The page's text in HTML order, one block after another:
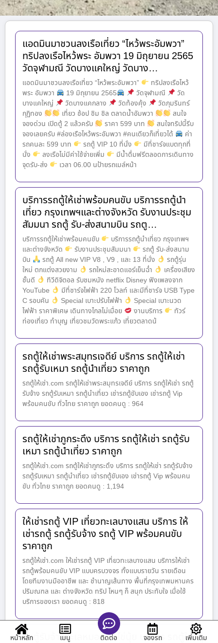
แอดมินมาชวนลงเรือเที่ยว “ไหว้พระอัมพวา”
ทริปลงเรือไหว้พระ อัมพวา 19 มิถุยายน 2565
วัดจุฬามณี วัดบางแคใหญ่ วัดบาง…
แอดมินมาชวนลงเรือเที่ยว “ไหว้พระอัมพวา”
ทริปลงเรือไหว้
พระ อัมพวา
19 มิถุยายน 2565 วัดจุฬามณี
วัด
บางแคใหญ่
วัดบางแคกลาง วัดท้องคุ้ง
วัดภุมรินทร์
กุฏิทอง
เที่ยว ช้อป ชิม ชิล ตลาดน้ำอัมพวา
สนใจ
จองด่วน เปิดตู้ 2 แล้วครับ
ราคา 599 บาท
สนใจทริปนี้รีบ
จองเลยครับ #ล่องเรือไหว้พระอัมพวา #คนเดียวก็เที่ยวได้
ค่า
รถคนละ 599 บาท
รถตู้ VIP 10 ที่นั่ง
มีที่ชาร์จแบตทุกที่
นั่ง
ลงเรือไม่มีค่าใช้จ่ายเพิ่ม
มีน้ำดื่มฟรีตลอดการเดินทาง
จุดรับ-ส่ง
เวลา 06.00 นป้ายรถเมล์หน้า
บริการรถตู้ให้เช่าพร้อมคนขับ บริการรถตู้นำ
เที่ยว กรุงเทพฯและต่างจังหวัด รับงานประชุม
สัมมนา รถตู้ รับ-ส่งสนามบิน รถตู…
บริการรถตู้ให้เช่าพร้อมคนขับ
บริการรถตู้นำเที่ยว กรุงเทพฯ
และต่างจังหวัด
รับงานประชุมสัมมนา
รถตู้ รับ-ส่งสนาม
บิน
รถตู้ All new VIP V8 , V9 , และ 13 ที่นั่ง
รถตู้รุ่น
ใหม่ ตกแต่งสวยงาม
รถใหม่สะอาดแอร์เย็นฉ่ำ
เครื่องเสียง
ชั้นดี
ทีวีดิจิตอล รับชมหนัง netflix Disney ฟังเพลงจาก
YouTube
มีที่ชาร์จไฟฟ้า 220 โวลท์ และมีที่ชาร์จ USB Type
C รอบคัน
Special เบาะปรับไฟฟ้า
Special เบาะนวด
ไฟฟ้า ราคาพิเศษ เดินทางไกลไม่เมื่อย
งานบริการ
ทัวร์
ท่องเที่ยว ทำบุญ เที่ยวชมวัดพระแก้ว เที่ยวตลาดน้
รถตู้ให้เช่าพระสมุทรเจดีย์ บริการ รถตู้ให้เช่า
รถตู้รับเหมา รถตู้นำเที่ยว ราคาถูก
รถตู้ให้เช่า.com รถตู้ให้เช่าพระสมุทรเจดีย์ บริการ รถตู้ให้เช่า รถตู้
รับจ้าง รถตู้รับเหมา รถตู้นำเที่ยว เช่ารถตู้ขับเอง เช่ารถตู้ Vip
พร้อมคนขับ ทั่วไทย ราคาถูก ยอดคนดู : 964
รถตู้ให้เช่าภูกระดึง บริการ รถตู้ให้เช่า รถตู้รับ
เหมา รถตู้นำเที่ยว ราคาถูก
รถตู้ให้เช่า.com รถตู้ให้เช่าภูกระดึง บริการ รถตู้ให้เช่า รถตู้รับจ้าง
รถตู้รับเหมา รถตู้นำเที่ยว เช่ารถตู้ขับเอง เช่ารถตู้ Vip พร้อมคน
ขับ ทั่วไทย ราคาถูก ยอดคนดู : 1,194
ให้เช่ารถตู้ VIP เที่ยวทะเลบางแสน บริการ ให้
เช่ารถตู้ รถตู้รับจ้าง รถตู้ VIP พร้อมคนขับ
ราคาถูก
รถตู้ให้เช่า.com ให้เช่ารถตู้ VIP เที่ยวทะเลบางแสน บริการให้เช่า
รถตู้พร้อมคนขับ VIP แบบครบวงจร ทั้งแบบรายวัน รายเดือน
โดยทีมงานมืออาชีพ และ ชำนาญเส้นทาง พื้นที่กรุงเทพมหานคร
ปริมณฑล และ ต่างจังหวัด ทริป ไหนๆ ก็ สนุก ประทับใจ เมื่อใช้
บริการของเรา ยอดคนดู : 818
รถตู้รับจ้างทะเลหมอกเขาไข่นุ้ย บริการ รถตู้ให้
หน้าหลัก เมนู ติดต่อ จองรถ เพิ่มเติม